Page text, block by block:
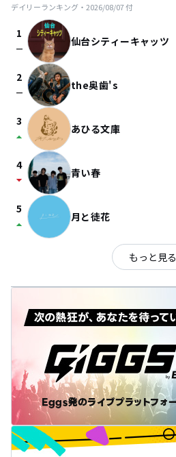
デイリーランキング・ 2026/08/07付
1
check_indeterminate_small 仙台シティーキャッツ
2
check_indeterminate_small the奥歯's
3
arrow_drop_up あひる文庫
4
arrow_drop_down 青い春
5
arrow_drop_up 月と徒花
もっと見る